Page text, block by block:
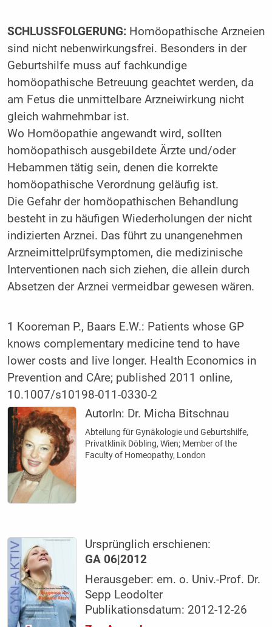
SCHLUSSFOLGERUNG:Homöopathische Arzneien
sind nicht nebenwirkungsfrei. Besonders in der
Geburtshilfe muss auf fachkundige
homöopathische Betreuung geachtet werden, da
am Fetus die unmittelbare Arzneiwirkung nicht
gleich wahrnehmbar ist.
Wo Homöopathie angewandt wird, sollten
homöopathisch ausgebildete Ärzte und/oder
Hebammen tätig sein, denen die korrekte
homöopathische Verordnung geläufig ist.
Die Gefahr der homöopathischen Behandlung
besteht in zu häufigen Wiederholungen der nicht
indizierten Arznei. Das führt zu unangenehmen
Arzneimittelprüfsymptomen, die medizinische
Interventionen nach sich ziehen, die allein durch
Absetzen der Arznei vermeidbar gewesen wären.
1 Kooreman P., Baars E.W.: Patients whose GP
knows complementary medicine tend to have
lower costs and live longer. Health Economics in
Prevention and CAre; published 2011 online,
10.1007/s10198-011-0330-2
AutorIn: Dr. Micha Bitschnau
Abteilung für Gynäkologie und Geburtshilfe,
Privatklinik Döbling, Wien; Member of the
Faculty of Homeopathy, London
Ursprünglich erschienen:
GA 06|2012
Herausgeber: em. o. Univ.-Prof. Dr.
Sepp Leodolter
Publikationsdatum: 2012-12-26